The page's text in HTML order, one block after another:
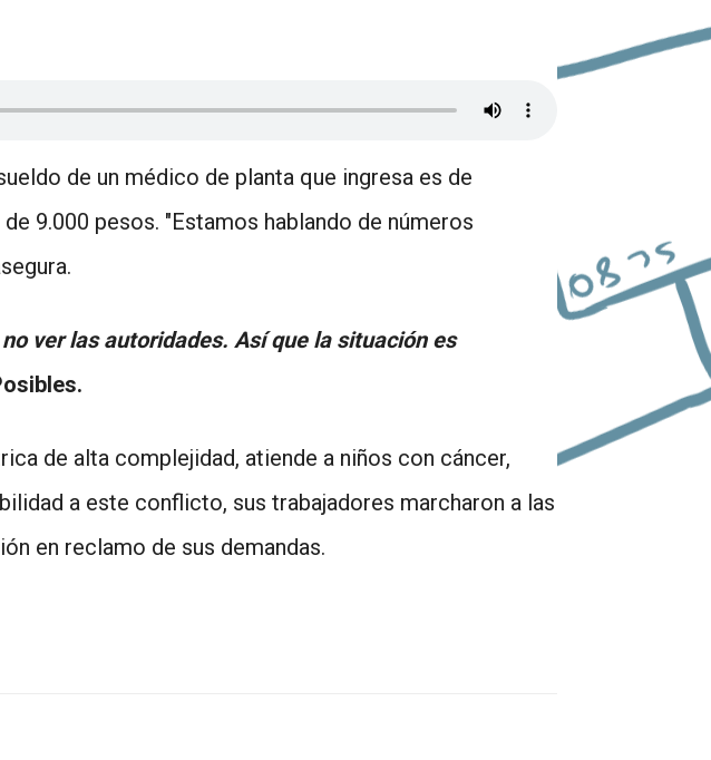
de un médico de planta que ingresa es de
9.000 pesos. "Estamos hablando de números
ver las autoridades. Así que la situación es
de alta complejidad, atiende a niños con cáncer,
a este conflicto, sus trabajadores marcharon a las
en reclamo de sus demandas.